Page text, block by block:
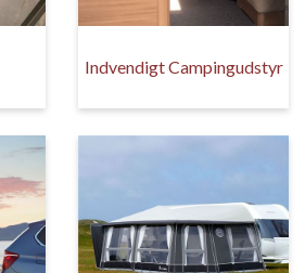
Indvendigt Campingudstyr